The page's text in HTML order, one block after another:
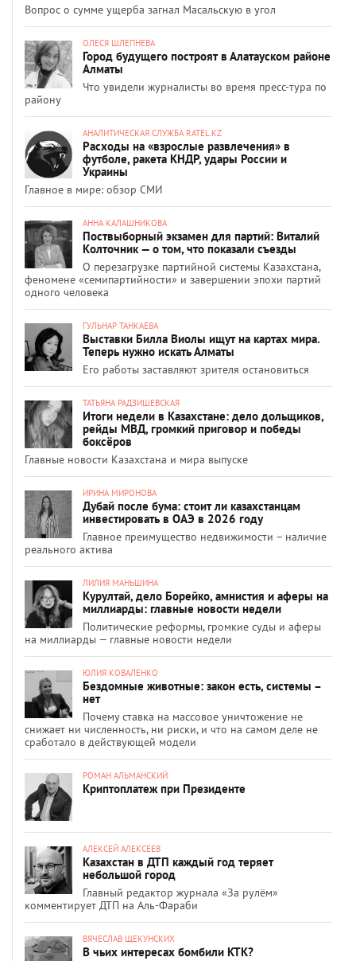
Вопрос о сумме ущерба загнал Масальскую в угол
ОЛЕСЯ ШЛЕПНЕВА
Город будущего построят в Алатауском районе
Алматы
Что увидели журналисты во время пресс-тура по
району
АНАЛИТИЧЕСКАЯ СЛУЖБА RATEL.KZ
Расходы на «взрослые развлечения» в
футболе, ракета КНДР, удары России и
Украины
Главное в мире: обзор СМИ
АННА КАЛАШНИКОВА
Поствыборный экзамен для партий: Виталий
Колточник — о том, что показали съезды
О перезагрузке партийной системы Казахстана,
феномене «семипартийности» и завершении эпохи партий
одного человека
ГУЛЬНАР ТАНКАЕВА
Выставки Билла Виолы ищут на картах мира.
Теперь нужно искать Алматы
Его работы заставляют зрителя остановиться
ТАТЬЯНА РАДЗИШЕВСКАЯ
Итоги недели в Казахстане: дело дольщиков,
рейды МВД, громкий приговор и победы
боксёров
Главные новости Казахстана и мира выпуске
ИРИНА МИРОНОВА
Дубай после бума: стоит ли казахстанцам
инвестировать в ОАЭ в 2026 году
Главное преимущество недвижимости – наличие
реального актива
ЛИЛИЯ МАНЬШИНА
Курултай, дело Борейко, амнистия и аферы на
миллиарды: главные новости недели
Политические реформы, громкие суды и аферы
на миллиарды — главные новости недели
ЮЛИЯ КОВАЛЕНКО
Бездомные животные: закон есть, системы –
нет
Почему ставка на массовое уничтожение не
снижает ни численность, ни риски, и что на самом деле не
сработало в действующей модели
РОМАН АЛЬМАНСКИЙ
Криптоплатеж при Президенте
АЛЕКСЕЙ АЛЕКСЕЕВ
Казахстан в ДТП каждый год теряет
небольшой город
Главный редактор журнала «За рулём»
комментирует ДТП на Аль-Фараби
ВЯЧЕСЛАВ ЩЕКУНСКИХ
В чьих интересах бомбили КТК?